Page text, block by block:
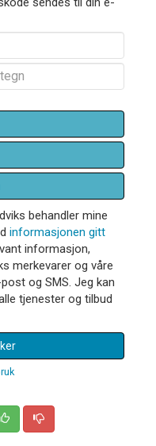
behandler mine
informasjonen gitt
informasjon,
merkevarer og våre
og SMS. Jeg kan
tjenester og tilbud